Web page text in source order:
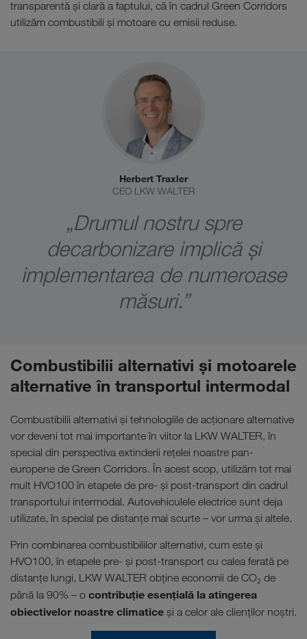
transparentă și clară a faptului, că în cadrul Green Corridors
utilizăm combustibili și motoare cu emisii reduse.
Herbert Traxler
CEO LKW WALTER
„Drumul nostru spre
decarbonizare implică și
implementarea de numeroase
măsuri.”
Combustibilii alternativi și motoarele
alternative în transportul intermodal
Combustibilii alternativi și tehnologiile de acționare alternative
vor deveni tot mai importante în viitor la LKW WALTER, în
special din perspectiva extinderii rețelei noastre pan-
europene de Green Corridors. În acest scop, utilizăm tot mai
mult HVO100 în etapele de pre- și post-transport din cadrul
transportului intermodal. Autovehiculele electrice sunt deja
utilizate, în special pe distanțe mai scurte – vor urma și altele.
Prin combinarea combustibililor alternativi, cum este și
HVO100, în etapele pre- și post-transport cu calea ferată pe
distanțe lungi, LKW WALTER obține economii de CO₂ de
până la 90% – o contribuție esențială la atingerea
obiectivelor noastre climatice și a celor ale clienților noștri.